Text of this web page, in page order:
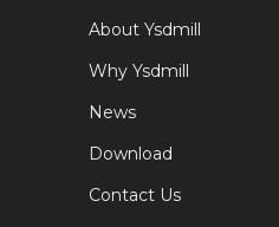
About Ysdmill
Why Ysdmill
News
Download
Contact Us